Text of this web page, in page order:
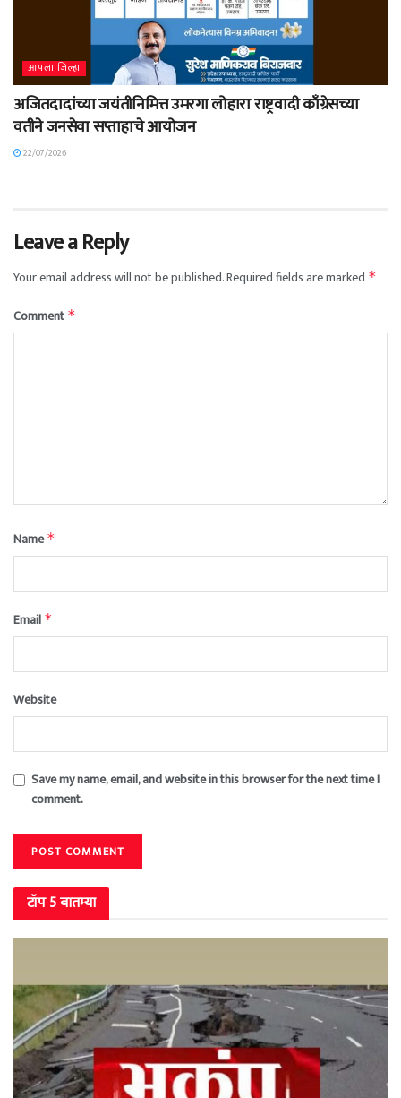
आपला जिल्हा
अजितदादांच्या जयंतीनिमित्त उमरगा लोहारा राष्ट्रवादी काँग्रेसच्या
वतीने जनसेवा सप्ताहाचे आयोजन
22/07/2026
Leave a Reply
Your email address will not be published.Required fields are marked *
Comment *
Name*
Email *
Website
Save my name, email, and website in this browser for the next time I
comment.
टॉप 5 बातम्या